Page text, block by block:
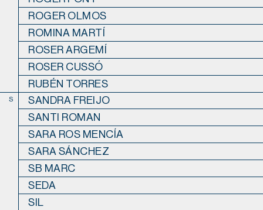
ROGER OLMOS
ROMINA MARTÍ
ROSER ARGEMÍ
ROSER CUSSÓ
RUBÉN TORRES
S
SANDRA FREIJO
SANTI ROMAN
SARA ROS MENCÍA
SARA SÁNCHEZ
SB MARC
SEDA
SIL